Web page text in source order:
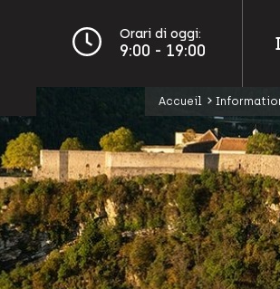
Orari di oggi:
9:00 - 19:00
Accueil